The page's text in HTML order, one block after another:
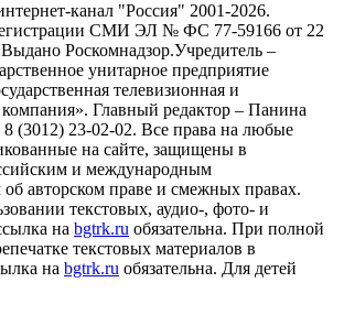
канал "Россия" 2001-2026.
СМИ ЭЛ № ФС 77-59166 от 22
Выдано Роскомнадзор.Учредитель –
унитарное предприятие
телевизионная и
Главный редактор – Панина
8 (3012) 23-02-02. Все права на любые
на сайте, защищены в
и международным
об авторском праве и смежных правах.
текстовых, аудио-, фото- и
на bgtrk.ru обязательна. При полной
текстовых материалов в
на bgtrk.ru обязательна. Для детей